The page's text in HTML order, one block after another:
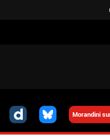
Morandini